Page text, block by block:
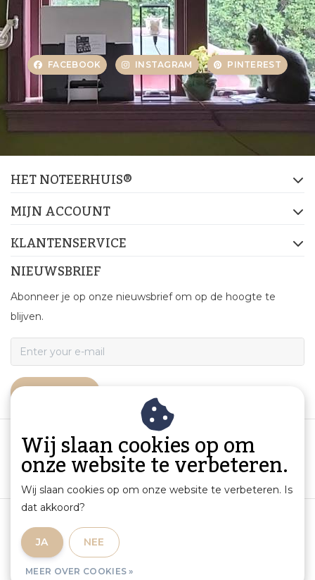
FACEBOOK INSTAGRAM PINTEREST
HET NOTEERHUIS®
MIJN ACCOUNT
KLANTENSERVICE
NIEUWSBRIEF
Abonneer je op onze nieuwsbrief om op de hoogte te
blijven.
Productinformatie en aansprakelijkheid
Sitemap
Wij slaan cookies op om
onze website te verbeteren.
Wij slaan cookies op om onze website te verbeteren. Is
dat akkoord?
JA NEE
MEER OVER COOKIES »